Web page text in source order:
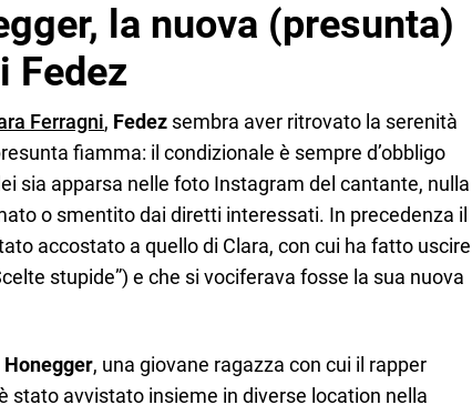
la nuova (presunta)
Fedez
Ferragni, Fedez sembra aver ritrovato la serenità
fiamma: il condizionale è sempre d’obbligo
sia apparsa nelle foto Instagram del cantante, nulla
o smentito dai diretti interessati. In precedenza il
accostato a quello di Clara, con cui ha fatto uscire
stupide”) e che si vociferava fosse la sua nuova
, una giovane ragazza con cui il rapper
stato avvistato insieme in diverse location nella